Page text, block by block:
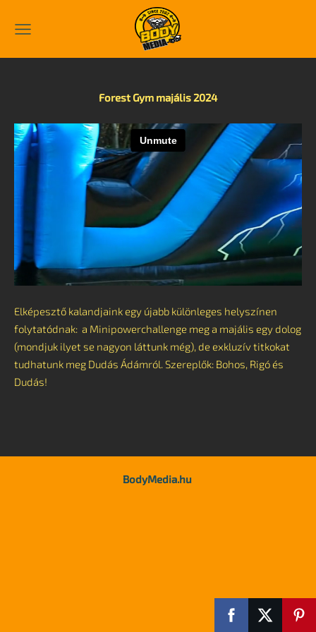
Forest Gym majális 2024
Elképesztő kalandjaink egy újabb különleges helyszínen
folytatódnak: a Minipowerchallenge meg a majális egy dolog
(mondjuk ilyet se nagyon láttunk még), de exkluzív titkokat
tudhatunk meg Dudás Ádámról. Szereplők: Bohos, Rigó és
Dudás!
BodyMedia.hu